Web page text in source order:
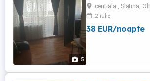
5
centrala , Slatina, Olt
2 iulie
38 EUR/noapte